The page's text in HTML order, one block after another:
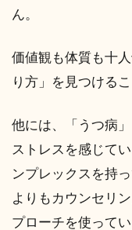
ん。
価値観も体質も十
り方」を見つける
他には、「うつ病
ストレスを感じて
ンプレックスを持
よりもカウンセリ
プローチを使って